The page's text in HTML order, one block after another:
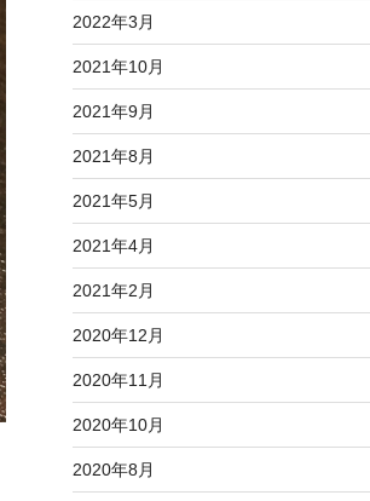
2022年3月
2021年10月
2021年9月
2021年8月
2021年5月
2021年4月
2021年2月
2020年12月
2020年11月
2020年10月
2020年8月